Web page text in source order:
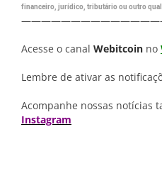
financeiro, jurídico, tributário ou outro
Acesse o canal Webitcoin no
Lembre de ativar as
Acompanhe nossas notícias
Instagram